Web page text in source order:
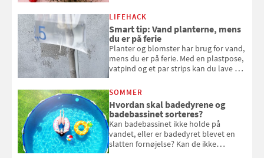
kan bruge dine hindbær i alt fra
bagværk og salater til is og syltning.
LIFEHACK
Smart tip: Vand planterne, mens
du er på ferie
Planter og blomster har brug for vand,
mens du er på ferie. Med en plastpose,
vatpind og et par strips kan du lave dit
at bede naboen om at vande eller
komme hjem til døde planter
SOMMER
Hvordan skal badedyrene og
badebassinet sorteres?
Kan badebassinet ikke holde på
vandet, eller er badedyret blevet en
slatten fornøjelse? Kan de ikke